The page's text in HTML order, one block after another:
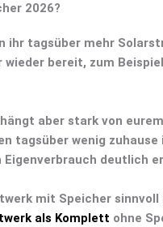
2026?
ihr tagsüber mehr
bereit, zum
aber stark von
tagsüber wenig
Eigenverbrauch deutlich
mit Speicher sinnvoll
als Komplett ohne